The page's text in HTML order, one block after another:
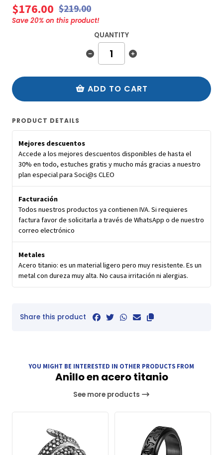
$176.00 $219.00
Save 20% on this product!
QUANTITY
ADD TO CART
PRODUCT DETAILS
Mejores descuentos
Accede a los mejores descuentos disponibles de hasta el
30% en todo, estuches gratis y mucho más gracias a nuestro
plan especial para Soci@s CLEO
Facturación
Todos nuestros productos ya contienen IVA. Si requieres
factura favor de solicitarla a través de WhatsApp o de nuestro
correo electrónico
Metales
Acero titanio: es un material ligero pero muy resistente. Es un
metal con dureza muy alta. No causa irritación ni alergias.
Share this product
YOU MIGHT BE INTERESTED IN OTHER PRODUCTS FROM
Anillo en acero titanio
See more products